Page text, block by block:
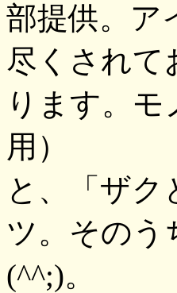
部提供。ア
尽くされて
ります。
用）
と、「ザ
ツ。そのう
(^^;)。